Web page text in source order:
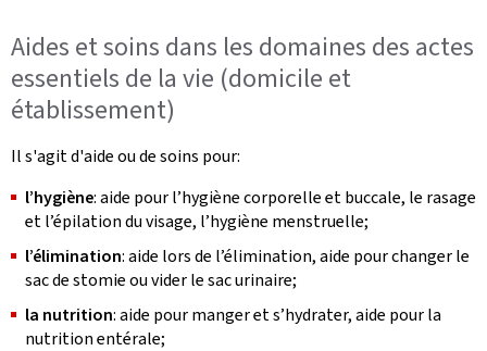
Aides et soins dans les domaines des actes
essentiels de la vie (domicile et
établissement)
Il s'agit d'aide ou de soins pour:
l’hygiène: aide pour l’hygiène corporelle et buccale, le rasage
et l’épilation du visage, l’hygiène menstruelle;
l’élimination: aide lors de l’élimination, aide pour changer le
sac de stomie ou vider le sac urinaire;
la nutrition: aide pour manger et s’hydrater, aide pour la
nutrition entérale;